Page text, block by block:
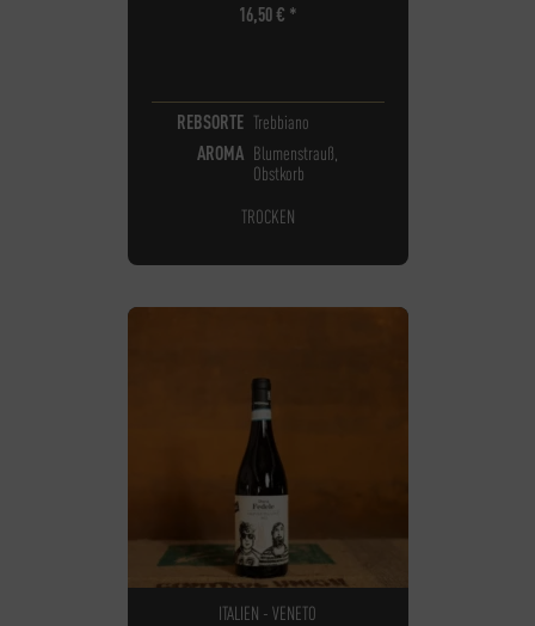
16,50€ *
REBSORTE Trebbiano
AROMA Blumenstrauß,
Obstkorb
TROCKEN
ITALIEN - VENETO